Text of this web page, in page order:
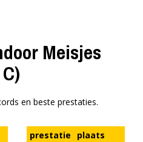
Meisjes
en beste prestaties.
prestatie plaats